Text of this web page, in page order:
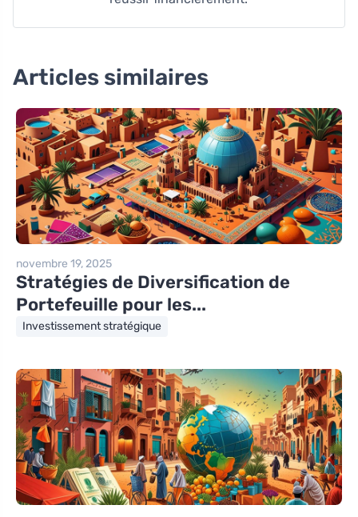
Articles similaires
novembre 19, 2025
Stratégies de Diversification de
Portefeuille pour les...
Investissement stratégique